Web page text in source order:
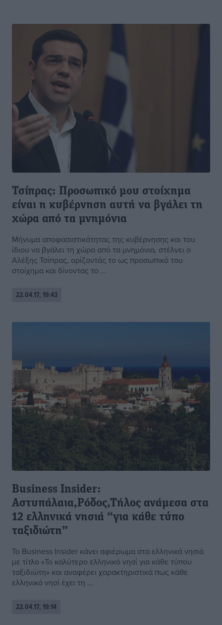
Τσίπρας: Προσωπικό μου στοίχημα
είναι η κυβέρνηση αυτή να βγάλει τη
χώρα από τα μνημόνια
Μήνυμα αποφασιστικότητας της κυβέρνησης και του
ίδιου να βγάλει τη χώρα από τα μνημόνια, στέλνει ο
Αλέξης Τσίπρας, ορίζοντάς το ως προσωπικό του
στοίχημα και δίνοντας το ...
22.04.17, 19:43
Business Insider:
Αστυπάλαια,Ρόδος,Τήλος ανάμεσα στα
12 ελληνικά νησιά “για κάθε τύπο
ταξιδιώτη”
Το Business Insider κάνει αφιέρωμα στα ελληνικά νησιά
με τίτλο «Το καλύτερο ελληνικό νησί για κάθε τύπου
ταξιδιώτη» και αναφέρει χαρακτηριστικά πως κάθε
ελληνικό νησί έχει τη ...
22.04.17, 19:14